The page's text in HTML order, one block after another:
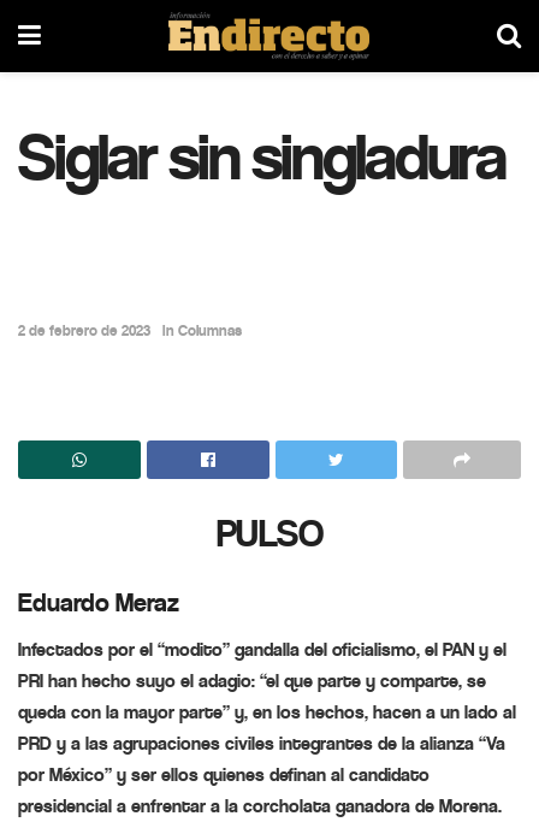
Siglar sin singladura
2 de febrero de 2023 in Columnas
PULSO
Eduardo Meraz
Infectados por el “modito” gandalla del oficialismo, el PAN y el
PRI han hecho suyo el adagio: “el que parte y comparte, se
queda con la mayor parte” y, en los hechos, hacen a un lado al
PRD y a las agrupaciones civiles integrantes de la alianza “Va
por México” y ser ellos quienes definan al candidato
presidencial a enfrentar a la corcholata ganadora de Morena.